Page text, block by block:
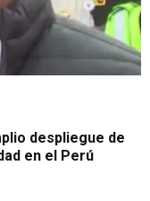
despliegue de
en el Perú